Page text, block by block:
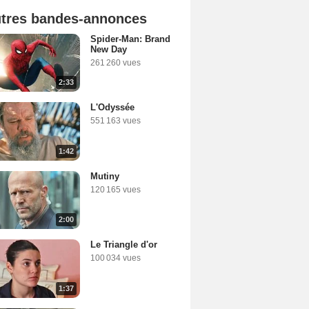
bandes-annonces
2:33
Spider-Man: Brand
New Day
261 260 vues
1:42
L'Odyssée
551 163 vues
2:00
Mutiny
120 165 vues
1:37
Le Triangle d'or
100 034 vues